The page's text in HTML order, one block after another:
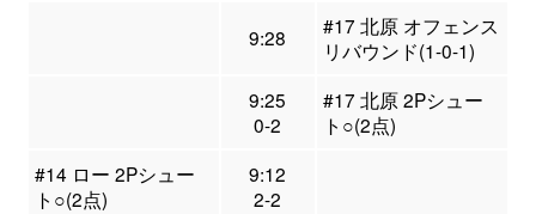
9:28
#17 北原 オフェンス
リバウンド(1-0-1)
9:25
0-2
#17 北原 2Pシュー
ト○(2点)
#14 ロー 2Pシュー
ト○(2点)
9:12
2-2